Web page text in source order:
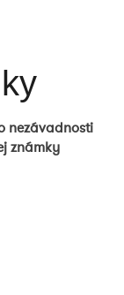
nezávadnosti
známky